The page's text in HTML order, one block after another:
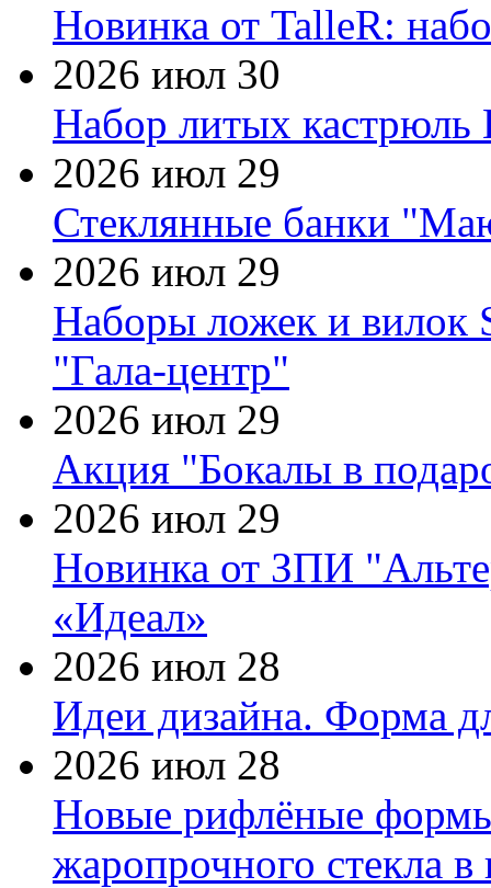
Новинка от TalleR:
2026 июл 30
Набор литых кастрюль
2026 июл 29
Стеклянные банки
2026 июл 29
Наборы ложек и вилок
"Гала-центр"
2026 июл 29
Акция "Бокалы в
2026 июл 29
Новинка от ЗПИ
«Идеал»
2026 июл 28
Идеи дизайна. Форма
2026 июл 28
Новые рифлёные формы
жаропрочного стекла